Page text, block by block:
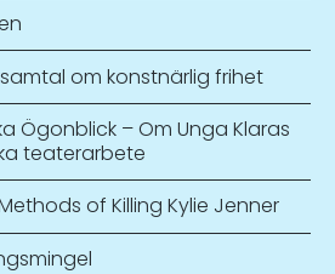
om konstnärlig frihet
Ögonblick – Om Unga Klaras
teaterarbete
of Killing Kylie Jenner